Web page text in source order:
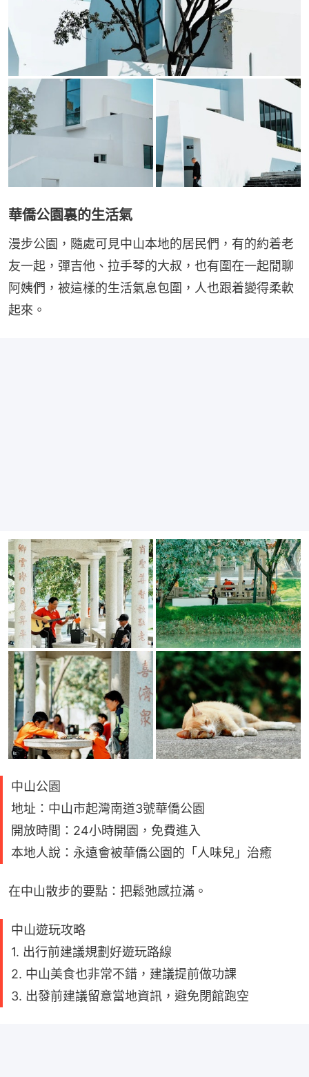
華僑公園裏的生活氣
漫步公園，隨處可見中山本地的居民們，有的約着老
友一起，彈吉他、拉手琴的大叔，也有圍在一起閒聊
阿姨們，被這樣的生活氣息包圍，人也跟着變得柔軟
起來。
中山公園
地址：中山市起灣南道3號華僑公園
開放時間：24小時開園，免費進入
本地人說：永遠會被華僑公園的「人味兒」治癒
在中山散步的要點：把鬆弛感拉滿。
中山遊玩攻略
1. 出行前建議規劃好遊玩路線
2. 中山美食也非常不錯，建議提前做功課
3. 出發前建議留意當地資訊，避免閉館跑空